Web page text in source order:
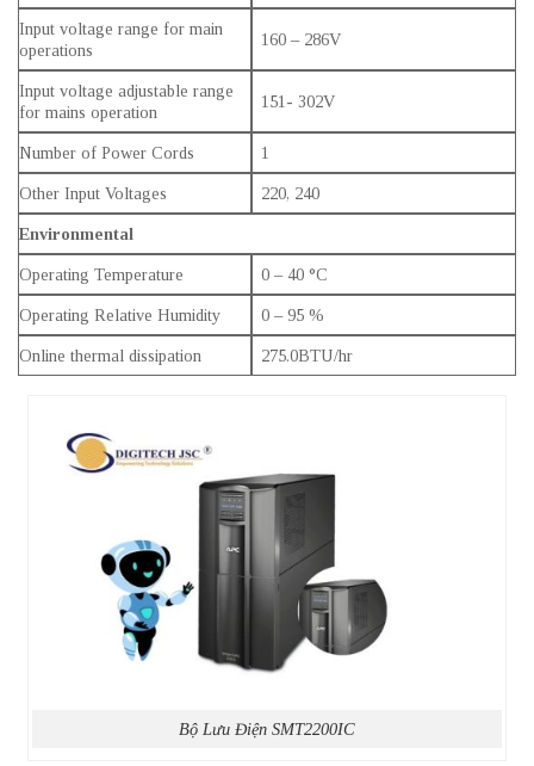
Input voltage range for main
operations
160 – 286V
Input voltage adjustable range
for mains operation
151- 302V
Number of Power Cords 1
Other Input Voltages 220, 240
Environmental
Operating Temperature 0 – 40 °C
Operating Relative Humidity 0 – 95 %
Online thermal dissipation 275.0BTU/hr
Bộ Lưu Điện SMT2200IC